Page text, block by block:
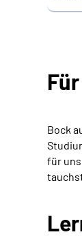
Bock
für